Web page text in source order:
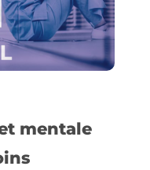
mentale